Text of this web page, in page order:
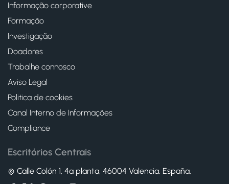
Informação corporative
Formação
Investigação
Doadores
Trabalhe connosco
Aviso Legal
Politica de cookies
Canal Interno de Informações
Compliance
Escritórios Centrais
Calle Colón 1, 4ª planta, 46004 Valencia. España.